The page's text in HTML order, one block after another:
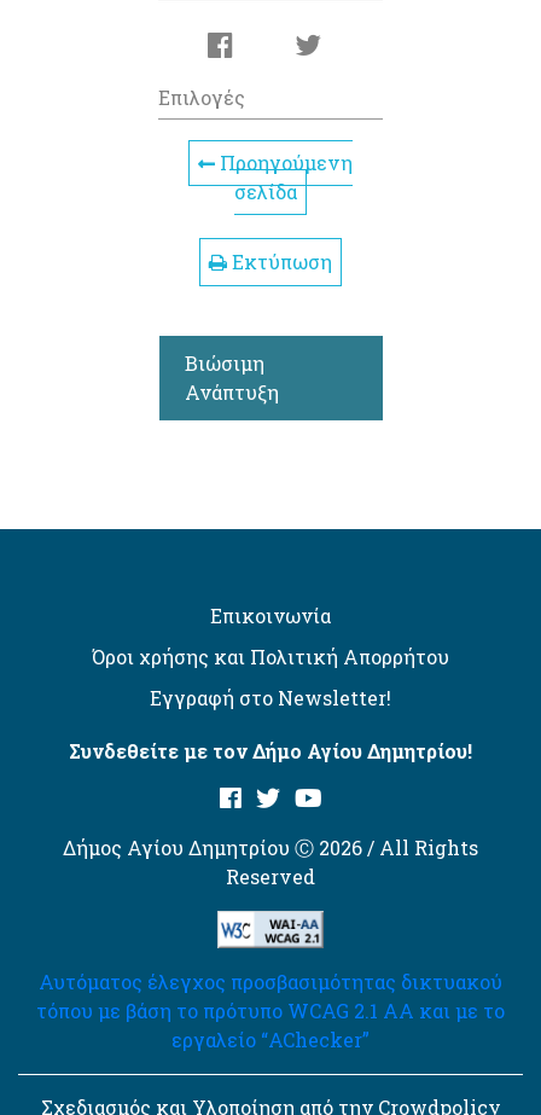
Επιλογές
Προηγούμενη
σελίδα
Εκτύπωση
Βιώσιμη
Ανάπτυξη
Επικοινωνία
Όροι χρήσης και Πολιτική Απορρήτου
Εγγραφή στο Newsletter!
Συνδεθείτε με τον Δήμο Αγίου Δημητρίου!
Δήμος Αγίου Δημητρίου Ⓒ 2026 / All Rights
Reserved
Αυτόματος έλεγχος προσβασιμότητας δικτυακού
τόπου με βάση το πρότυπο WCAG 2.1 AA και με το
εργαλείο “AChecker”
Σχεδιασμός και Υλοποίηση από την Crowdpolicy